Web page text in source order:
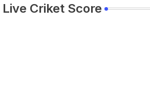
Live Criket Score